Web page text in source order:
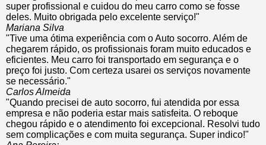
super profissional e cuidou do meu carro como se fosse
deles. Muito obrigada pelo excelente serviço!"
Mariana Silva
"Tive uma ótima experiência com o Auto socorro. Além de
chegarem rápido, os profissionais foram muito educados e
eficientes. Meu carro foi transportado em segurança e o
preço foi justo. Com certeza usarei os serviços novamente
se necessário."
Carlos Almeida
"Quando precisei de auto socorro, fui atendida por essa
empresa e não poderia estar mais satisfeita. O reboque
chegou rápido e o atendimento foi excepcional. Resolvi tudo
sem complicações e com muita segurança. Super indico!"